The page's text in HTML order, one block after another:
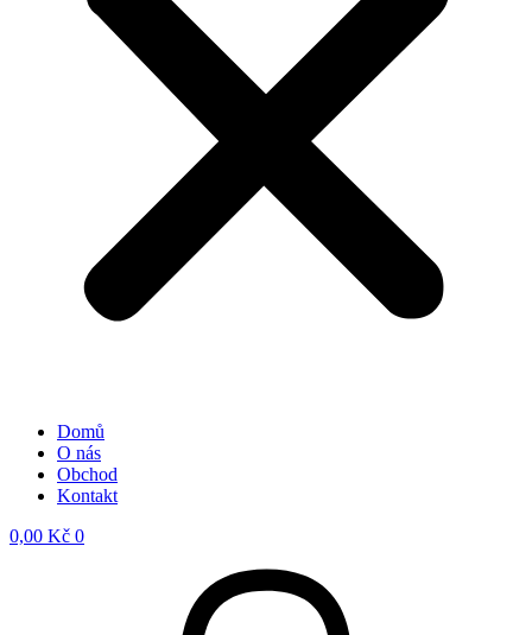
Domů
O nás
Obchod
Kontakt
0,00 Kč 0